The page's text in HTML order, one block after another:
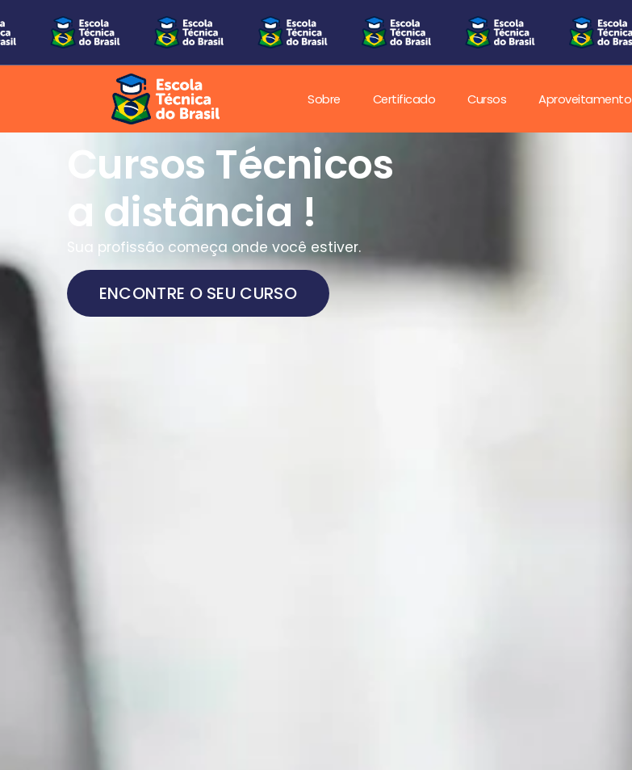
Sobre Certificado Cursos Aproveitamento
Cursos Técnicos
a distância !
Sua profissão começa onde você estiver.
ENCONTRE O SEU CURSO